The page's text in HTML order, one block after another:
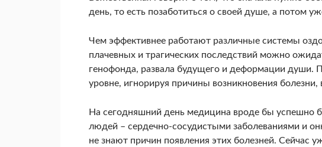
день, то есть позаботиться о своей душе, а потом
Чем эффективнее работают различные системы
плачевных и трагических последствий можно
генофонда, развала будущего и деформации
уровне, игнорируя причины возникновения болезни,
На сегодняшний день медицина вроде бы успешно
людей – сердечно-сосудистыми заболеваниями и
не знают причин появления этих болезней. Сейчас